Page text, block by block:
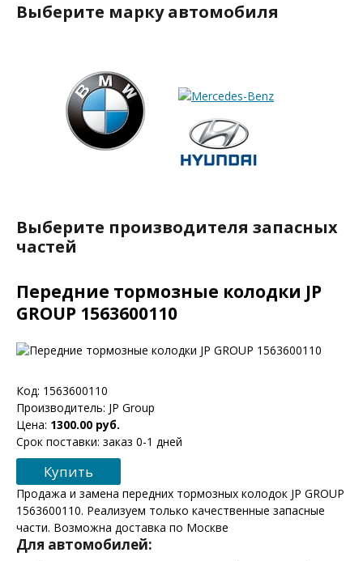
Выберите марку автомобиля
Выберите производителя запасных
частей
Передние тормозные колодки JP
GROUP 1563600110
Код: 1563600110
Производитель: JP Group
Цена: 1300.00 руб.
Срок поставки: заказ 0-1 дней
Купить
Продажа и замена передних тормозных колодок JP GROUP
1563600110. Реализуем только качественные запасные
части. Возможна доставка по Москве
Для автомобилей: